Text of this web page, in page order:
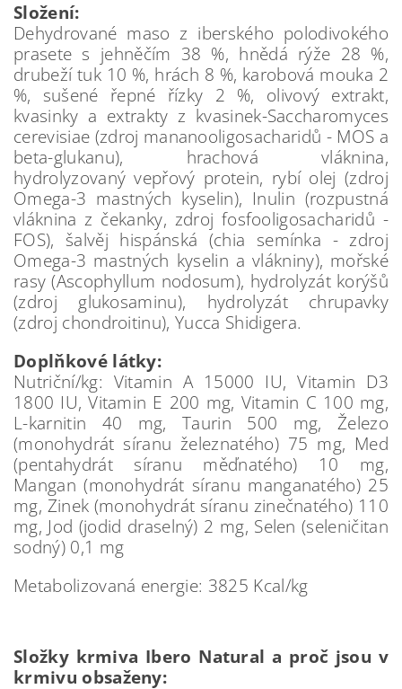
Složení:
Dehydrované maso z iberského polodivokého
prasete s jehněčím 38 %, hnědá rýže 28 %,
drubeží tuk 10 %, hrách 8 %, karobová mouka 2
%, sušené řepné řízky 2 %, olivový extrakt,
kvasinky a extrakty z kvasinek-Saccharomyces
cerevisiae (zdroj mananooligosacharidů - MOS a
beta-glukanu), hrachová vláknina,
hydrolyzovaný vepřový protein, rybí olej (zdroj
Omega-3 mastných kyselin), Inulin (rozpustná
vláknina z čekanky, zdroj fosfooligosacharidů -
FOS), šalvěj hispánská (chia semínka - zdroj
Omega-3 mastných kyselin a vlákniny), mořské
rasy (Ascophyllum nodosum), hydrolyzát korýšů
(zdroj glukosaminu), hydrolyzát chrupavky
(zdroj chondroitinu), Yucca Shidigera.
Doplňkové látky:
Nutriční/kg: Vitamin A 15000 IU, Vitamin D3
1800 IU, Vitamin E 200 mg, Vitamin C 100 mg,
L-karnitin 40 mg, Taurin 500 mg, Železo
(monohydrát síranu železnatého) 75 mg, Med
(pentahydrát síranu měďnatého) 10 mg,
Mangan (monohydrát síranu manganatého) 25
mg, Zinek (monohydrát síranu zinečnatého) 110
mg, Jod (jodid draselný) 2 mg, Selen (seleničitan
sodný) 0,1 mg
Metabolizovaná energie: 3825 Kcal/kg
Složky krmiva Ibero Natural a proč jsou v
krmivu obsaženy: